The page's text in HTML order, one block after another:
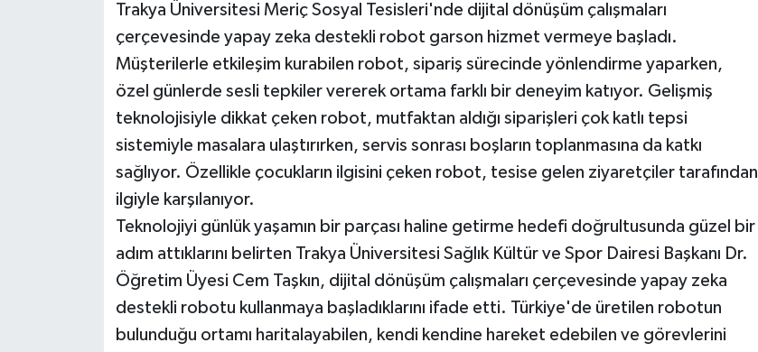
Trakya Üniversitesi Meriç Sosyal Tesisleri'nde dijital dönüşüm çalışmaları
çerçevesinde yapay zeka destekli robot garson hizmet vermeye başladı.
Müşterilerle etkileşim kurabilen robot, sipariş sürecinde yönlendirme yaparken,
özel günlerde sesli tepkiler vererek ortama farklı bir deneyim katıyor. Gelişmiş
teknolojisiyle dikkat çeken robot, mutfaktan aldığı siparişleri çok katlı tepsi
sistemiyle masalara ulaştırırken, servis sonrası boşların toplanmasına da katkı
sağlıyor. Özellikle çocukların ilgisini çeken robot, tesise gelen ziyaretçiler tarafından
ilgiyle karşılanıyor.
Teknolojiyi günlük yaşamın bir parçası haline getirme hedefi doğrultusunda güzel bir
adım attıklarını belirten Trakya Üniversitesi Sağlık Kültür ve Spor Dairesi Başkanı Dr.
Öğretim Üyesi Cem Taşkın, dijital dönüşüm çalışmaları çerçevesinde yapay zeka
destekli robotu kullanmaya başladıklarını ifade etti. Türkiye'de üretilen robotun
bulunduğu ortamı haritalayabilen, kendi kendine hareket edebilen ve görevlerini